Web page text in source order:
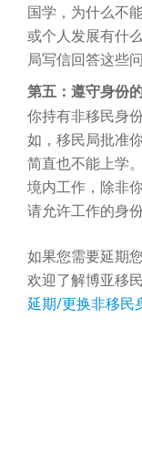
国学，为什么不
或个人发展有什
局写信回答这些问
第五：遵守身份
你持有非移民身
如，移民局批准
简直也不能上学
境内工作，除非
请允许工作的身份
如果您需要延期
欢迎了解博亚移
延期/更换非移民